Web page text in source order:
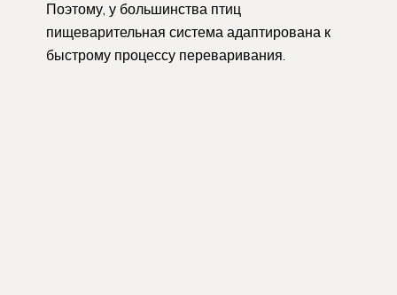
Поэтому, у большинства птиц
пищеварительная система адаптирована к
быстрому процессу переваривания.